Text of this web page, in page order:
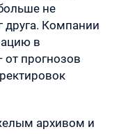
не
друга. Компании
в
прогнозов
архивом и